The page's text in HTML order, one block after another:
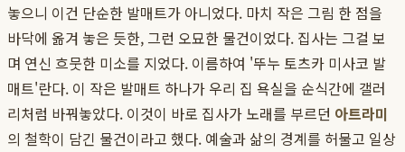
놓으니 이건 단순한 발매트가 아니었다. 마치 작은 그림 한 점을
바닥에 옮겨 놓은 듯한, 그런 오묘한 물건이었다. 집사는 그걸 보
며 연신 흐뭇한 미소를 지었다. 이름하여 '뚜누 토츠카 미사코 발
매트'란다. 이 작은 발매트 하나가 우리 집 욕실을 순식간에 갤러
리처럼 바꿔놓았다. 이것이 바로 집사가 노래를 부르던 아트라미
의 철학이 담긴 물건이라고 했다. 예술과 삶의 경계를 허물고 일상